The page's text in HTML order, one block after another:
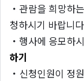
・관람을 희망하
청하시기 바랍니
・행사에 응모하
하기
・신청인원이 정